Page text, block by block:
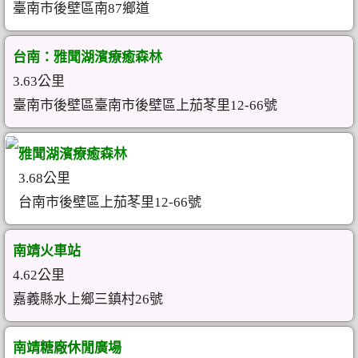
臺南市後壁區南87鄉道
台南：雅聞湖濱療癒森林
3.63公里
臺南市後壁區臺南市後壁區上茄苳里12-66號
雅聞湖濱療癒森林
3.68公里
台南市後壁區上茄苳里12-66號
南靖火車站
4.62公里
嘉義縣水上鄉三鎮村26號
南靖糖廠休閒廣場